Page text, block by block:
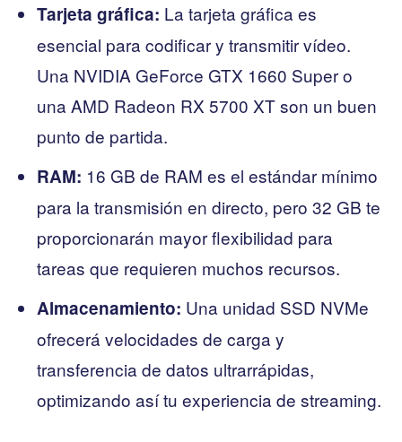
Tarjeta gráfica: La tarjeta gráfica es
esencial para codificar y transmitir vídeo.
Una NVIDIA GeForce GTX 1660 Super o
una AMD Radeon RX 5700 XT son un buen
punto de partida.
RAM: 16 GB de RAM es el estándar mínimo
para la transmisión en directo, pero 32 GB te
proporcionarán mayor flexibilidad para
tareas que requieren muchos recursos.
Almacenamiento: Una unidad SSD NVMe
ofrecerá velocidades de carga y
transferencia de datos ultrarrápidas,
optimizando así tu experiencia de streaming.